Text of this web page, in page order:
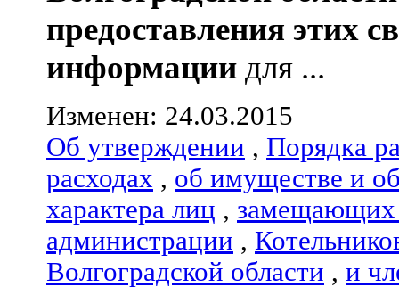
предоставления этих
информации для ...
Изменен: 24.03.2015
Об утверждении , Порядка
расходах , об имуществе и
характера лиц , замещающих
администрации ,
Волгоградской области , и